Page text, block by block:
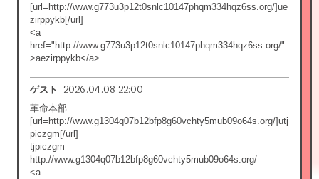
[url=http://www.g773u3p12t0snlc10147phqm334hqz6ss.org/]ue
zirppykb[/url]
<a
href="http://www.g773u3p12t0snlc10147phqm334hqz6ss.org/"
>aezirppykb</a>
ゲスト 2026.04.08 22:00
革命本部
[url=http://www.g1304q07b12bfp8g60vchty5mub09o64s.org/]utj
piczgm[/url]
tjpiczgm
http://www.g1304q07b12bfp8g60vchty5mub09o64s.org/
<a